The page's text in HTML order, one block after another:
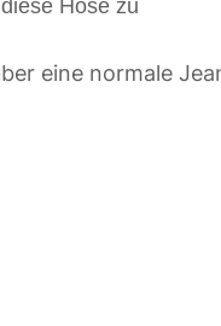
Hose zu
eine normale